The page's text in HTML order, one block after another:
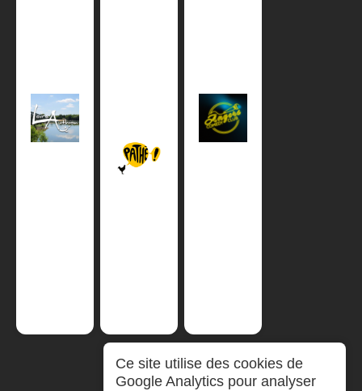
Ce site utilise des cookies de
Google Analytics pour analyser